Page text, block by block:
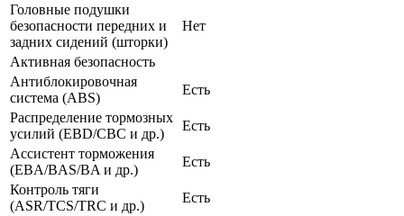
Головные подушки
безопасности передних и
задних сидений (шторки)
Нет
Активная безопасность
Антиблокировочная
система (ABS)
Есть
Распределение тормозных
усилий (EBD/CBC и др.)
Есть
Ассистент торможения
(EBA/BAS/BA и др.)
Есть
Контроль тяги
(ASR/TCS/TRC и др.)
Есть